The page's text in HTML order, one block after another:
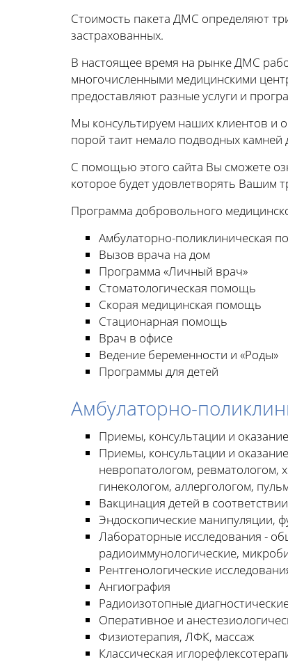
Стоимость пакета ДМС определяют
застрахованных.
В настоящее время на рынке ДМС
многочисленными медицинскими
предоставляют разные услуги и
Мы консультируем наших клиентов и
порой таит немало подводных
С помощью этого сайта Вы сможете
которое будет удовлетворять Вашим
Программа добровольного
Амбулаторно-поликлиническая
Вызов врача на дом
Программа «Личный врач»
Стоматологическая помощь
Скорая медицинская помощь
Стационарная помощь
Врач в офисе
Ведение беременности и «Роды»
Программы для детей
Амбулаторно-
Приемы, консультации и
Приемы, консультации и
невропатологом, ревматологом,
гинекологом, аллергологом,
Вакцинация детей в
Эндоскопические манипуляции,
Лабораторные исследования -
радиоиммунологические,
Рентгенологические
Ангиография
Радиоизотопные
Оперативное и
Физиотерапия, ЛФК, массаж
Классическая